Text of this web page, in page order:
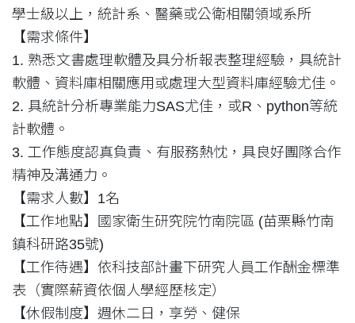
學士級以上，統計系、醫藥或公衛相關領域系所
【需求條件】
1. 熟悉文書處理軟體及具分析報表整理經驗，具統計
軟體、資料庫相關應用或處理大型資料庫經驗尤佳。
2. 具統計分析專業能力SAS尤佳，或R、python等統
計軟體。
3. 工作態度認真負責、有服務熱忱，具良好團隊合作
精神及溝通力。
【需求人數】1名
【工作地點】國家衛生研究院竹南院區 (苗栗縣竹南
鎮科研路35號)
【工作待遇】依科技部計畫下研究人員工作酬金標準
表（實際薪資依個人學經歷核定）
【休假制度】週休二日，享勞、健保